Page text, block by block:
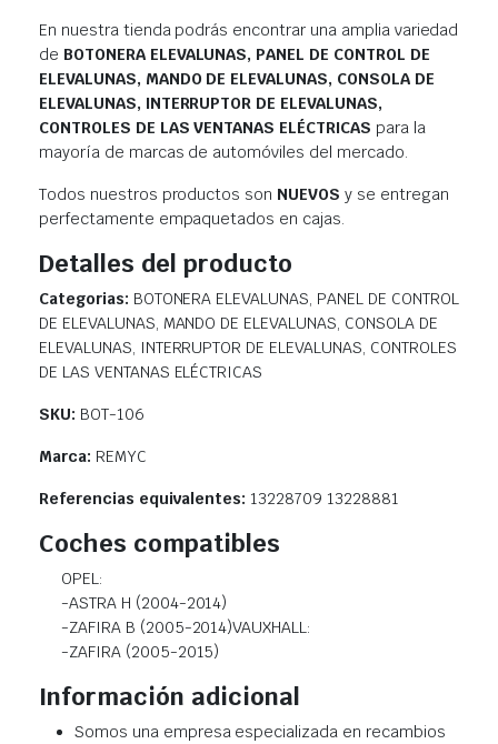
En nuestra tienda podrás encontrar una amplia variedad
de BOTONERA ELEVALUNAS, PANEL DE CONTROL DE
ELEVALUNAS, MANDO DE ELEVALUNAS, CONSOLA DE
ELEVALUNAS, INTERRUPTOR DE ELEVALUNAS,
CONTROLES DE LAS VENTANAS ELÉCTRICAS para la
mayoría de marcas de automóviles del mercado.
Todos nuestros productos son NUEVOS y se entregan
perfectamente empaquetados en cajas.
Detalles del producto
Categorias: BOTONERA ELEVALUNAS, PANEL DE CONTROL
DE ELEVALUNAS, MANDO DE ELEVALUNAS, CONSOLA DE
ELEVALUNAS, INTERRUPTOR DE ELEVALUNAS, CONTROLES
DE LAS VENTANAS ELÉCTRICAS
SKU: BOT-106
Marca: REMYC
Referencias equivalentes: 13228709 13228881
Coches compatibles
OPEL:
-ASTRA H (2004-2014)
-ZAFIRA B (2005-2014)VAUXHALL:
-ZAFIRA (2005-2015)
Información adicional
Somos una empresa especializada en recambios